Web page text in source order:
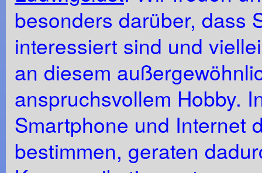
besonders darüber, dass
interessiert sind und
an diesem
anspruchsvollem Hobby.
Smartphone und Internet
bestimmen, geraten